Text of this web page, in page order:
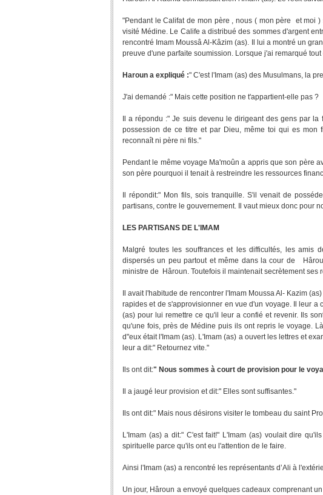
"Pendant le Califat de mon père , nous ( mon père et moi
visité Médine. Le Calife a distribué des sommes d'argent
rencontré Imam Moussâ Al-Kâzim (as). Il lui a montré un
preuve d'une parfaite soumission. Lorsque j'ai remarqué
Haroun a expliqué :" C'est l'Imam (as) des Musulmans, la
J'ai demandé :" Mais cette position ne t'appartient-elle pas ?
Il a répondu :" Je suis devenu le dirigeant des gens par
possession de ce titre et par Dieu, même toi qui es mon
reconnaît ni père ni fils."
Pendant le même voyage Ma'moûn a appris que son père
son père pourquoi il tenait à restreindre les ressources
Il répondit:" Mon fils, sois tranquille. S'il venait de
partisans, contre le gouvernement. Il vaut mieux donc pour
LES PARTISANS DE L'IMAM
Malgré toutes les souffrances et les difficultés, les amis
dispersés un peu partout et même dans la cour de
ministre de Hâroun. Toutefois il maintenait secrètement ses
Il avait l'habitude de rencontrer l'Imam Moussa Al- Kazim
rapides et de s'approvisionner en vue d'un voyage. Il leur
(as) pour lui remettre ce qu'il leur a confié et revenir. Ils
qu'une fois, près de Médine puis ils ont repris le voyage.
d"eux était l'Imam (as). L'Imam (as) a ouvert les lettres et
leur a dit:" Retournez vite."
Ils ont dit:" Nous sommes à court de provision pour le
Il a jaugé leur provision et dit:" Elles sont suffisantes."
Ils ont dit:" Mais nous désirons visiter le tombeau du saint
L'Imam (as) a dit:" C'est fait!" L'Imam (as) voulait dire
spirituelle parce qu'ils ont eu l'attention de le faire.
Ainsi l'Imam (as) a rencontré les représentants d’Ali à
Un jour, Hâroun a envoyé quelques cadeaux comprenant